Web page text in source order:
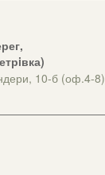
10-б (оф.4-8)